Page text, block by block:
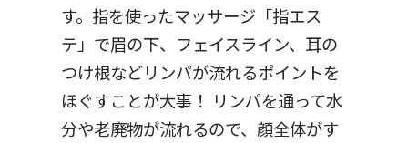
す。指を使ったマッサージ「指エス
テ」で眉の下、フェイスライン、耳の
つけ根などリンパが流れるポイントを
ほぐすことが大事！ リンパを通って水
分や老廃物が流れるので、顔全体がす